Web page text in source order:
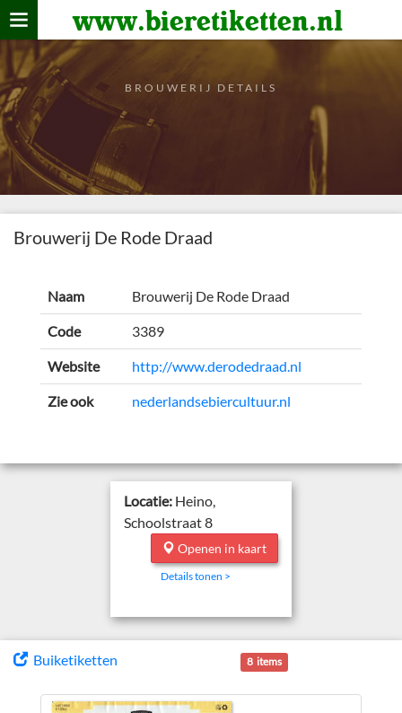
www.bieretiketten.nl
Home
verzamelen
De bierkaart
Bezoekers
BROUWERIJ DETAILS
Brouwerij De Rode Draad
Naam Brouwerij De Rode Draad
Code 3389
Website http://www.derodedraad.nl
Zie ook nederlandsebiercultuur.nl
Locatie: Heino,
Schoolstraat 8
Openen in kaart
Details tonen >
Buiketiketten 8 items